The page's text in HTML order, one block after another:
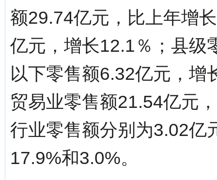
额29.74亿元，比上年增
亿元，增长12.1％；县级
以下零售额6.32亿元，增
贸易业零售额21.54亿元
行业零售额分别为3.02亿
17.9%和3.0%。